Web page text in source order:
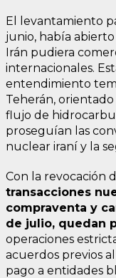
El levantamiento
junio, había
Irán pudiera
internacionales.
entendimiento
Teherán,
flujo de
proseguían las
nuclear iraní y la
Con la revocación
transacciones
compraventa y
de julio, quedan
operaciones
acuerdos previos
pago a entidades